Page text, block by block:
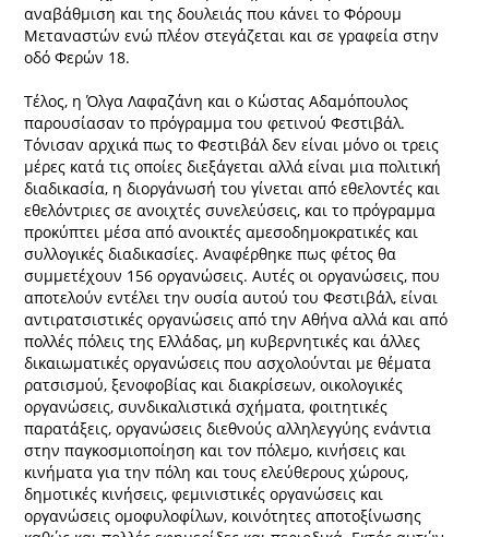
αναβάθμιση και της δουλειάς που κάνει το Φόρουμ
Μεταναστών ενώ πλέον στεγάζεται και σε γραφεία στην
οδό Φερών 18.
Τέλος, η Όλγα Λαφαζάνη και ο Κώστας Αδαμόπουλος
παρουσίασαν το πρόγραμμα του φετινού Φεστιβάλ.
Τόνισαν αρχικά πως το Φεστιβάλ δεν είναι μόνο οι τρεις
μέρες κατά τις οποίες διεξάγεται αλλά είναι μια πολιτική
διαδικασία, η διοργάνωσή του γίνεται από εθελοντές και
εθελόντριες σε ανοιχτές συνελεύσεις, και το πρόγραμμα
προκύπτει μέσα από ανοικτές αμεσοδημοκρατικές και
συλλογικές διαδικασίες. Αναφέρθηκε πως φέτος θα
συμμετέχουν 156 οργανώσεις. Αυτές οι οργανώσεις, που
αποτελούν εντέλει την ουσία αυτού του Φεστιβάλ, είναι
αντιρατσιστικές οργανώσεις από την Αθήνα αλλά και από
πολλές πόλεις της Ελλάδας, μη κυβερνητικές και άλλες
δικαιωματικές οργανώσεις που ασχολούνται με θέματα
ρατσισμού, ξενοφοβίας και διακρίσεων, οικολογικές
οργανώσεις, συνδικαλιστικά σχήματα, φοιτητικές
παρατάξεις, οργανώσεις διεθνούς αλληλεγγύης ενάντια
στην παγκοσμιοποίηση και τον πόλεμο, κινήσεις και
κινήματα για την πόλη και τους ελεύθερους χώρους,
δημοτικές κινήσεις, φεμινιστικές οργανώσεις και
οργανώσεις ομοφυλοφίλων, κοινότητες αποτοξίνωσης